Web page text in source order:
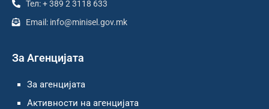
Тел: + 389 2 3118 633
Email: info@minisel.gov.mk
За Агенцијата
За агенцијата
Активности на агенцијата